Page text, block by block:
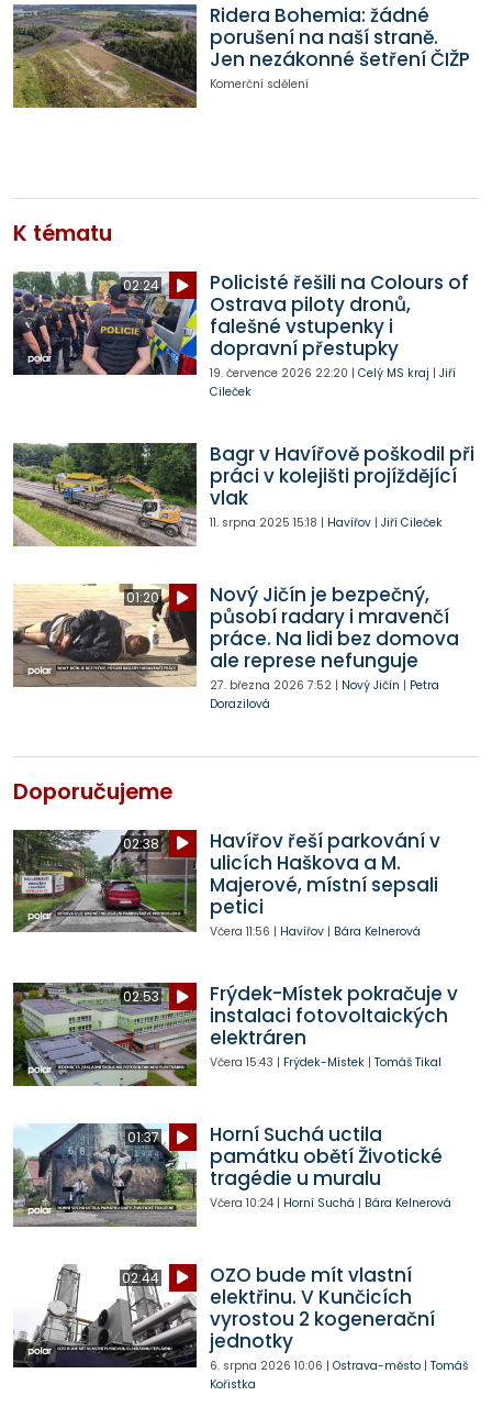
Ridera Bohemia: žádné
porušení na naší straně.
Jen nezákonné šetření ČIŽP
Komerční sdělení
K tématu
02:24
Policisté řešili na Colours of
Ostrava piloty dronů,
falešné vstupenky i
dopravní přestupky
19. července 2026 22:20 | Celý MS kraj | Jiří
Cileček
Bagr v Havířově poškodil při
práci v kolejišti projíždějící
vlak
11. srpna 2025 15:18 | Havířov| Jiří Cileček
01:20
Nový Jičín je bezpečný,
působí radary i mravenčí
práce. Na lidi bez domova
ale represe nefunguje
27. března 2026 7:52| Nový Jičín | Petra
Dorazilová
Doporučujeme
02:38
Havířov řeší parkování v
ulicích Haškova a M.
Majerové, místní sepsali
petici
Včera 11:56 | Havířov| Bára Kelnerová
02:53
Frýdek-Místek pokračuje v
instalaci fotovoltaických
elektráren
Včera 15:43 | Frýdek-Místek| Tomáš Tikal
01:37
Horní Suchá uctila
památku obětí Životické
tragédie u muralu
Včera 10:24| Horní Suchá | Bára Kelnerová
02:44
OZO bude mít vlastní
elektřinu. V Kunčicích
vyrostou 2 kogenerační
jednotky
6. srpna 2026 10:06 | Ostrava-město| Tomáš
Kořistka